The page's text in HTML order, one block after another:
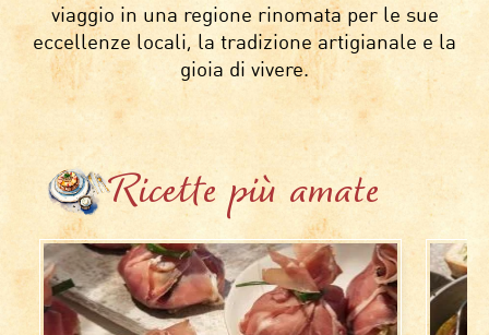
viaggio in una regione rinomata per le sue
eccellenze locali, la tradizione artigianale e la
gioia di vivere.
Ricette più amate